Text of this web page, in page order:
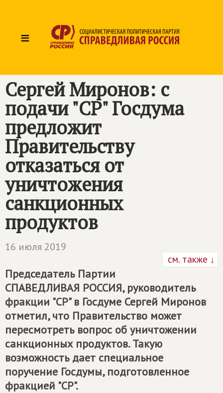
≡
Сергей Миронов: с
подачи "СР" Госдума
предложит
Правительству
отказаться от
уничтожения
санкционных
продуктов
16 июля 2019
см. также ↓
Председатель Партии
СПАВЕДЛИВАЯ РОССИЯ, руководитель
фракции "СР" в Госдуме Сергей Миронов
отметил, что Правительство может
пересмотреть вопрос об уничтожении
санкционных продуктов. Такую
возможность дает специальное
поручение Госдумы, подготовленное
фракцией "СР".